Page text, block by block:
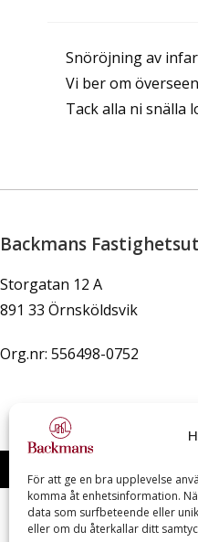
För att ge en bra upplevelse
komma åt enhetsinformation.
data som surfbeteende eller
eller om du återkallar ditt
Snöröjning av
Vi ber om
Tack alla ni snälla
Backmans
Storgatan 12 A
891 33 Örnsköldsvik
Org.nr: 556498-0752